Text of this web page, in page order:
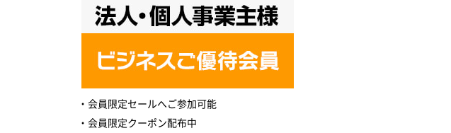
会員限定セールへご参加可能
会員限定クーポン配布中